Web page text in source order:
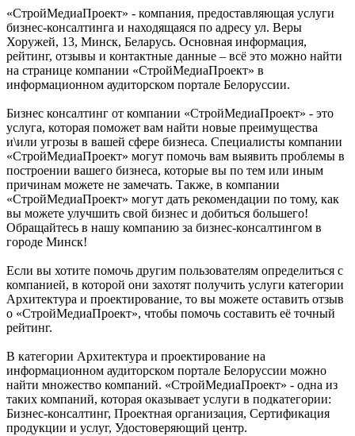
«СтройМедиаПроект» - компания, предоставляющая услуги
бизнес-консалтинга и находящаяся по адресу ул. Веры
Хоружей, 13, Минск, Беларусь. Основная информация,
рейтинг, отзывы и контактные данные – всё это можно найти
на странице компании «СтройМедиаПроект» в
информационном аудиторском портале Белоруссии.
Бизнес консалтинг от компании «СтройМедиаПроект» - это
услуга, которая поможет вам найти новые преимущества
и\или угрозы в вашей сфере бизнеса. Специалисты компании
«СтройМедиаПроект» могут помочь вам выявить проблемы в
построении вашего бизнеса, которые вы по тем или иным
причинам можете не замечать. Также, в компании
«СтройМедиаПроект» могут дать рекомендации по тому, как
вы можете улучшить свой бизнес и добиться большего!
Обращайтесь в нашу компанию за бизнес-консалтингом в
городе Минск!
Если вы хотите помочь другим пользователям определиться с
компанией, в которой они захотят получить услуги категории
Архитектура и проектирование, то вы можете оставить отзыв
о «СтройМедиаПроект», чтобы помочь составить её точный
рейтинг.
В категории Архитектура и проектирование на
информационном аудиторском портале Белоруссии можно
найти множество компаний. «СтройМедиаПроект» - одна из
таких компаний, которая оказывает услуги в подкатегории:
Бизнес-консалтинг, Проектная организация, Сертификация
продукции и услуг, Удостоверяющий центр.